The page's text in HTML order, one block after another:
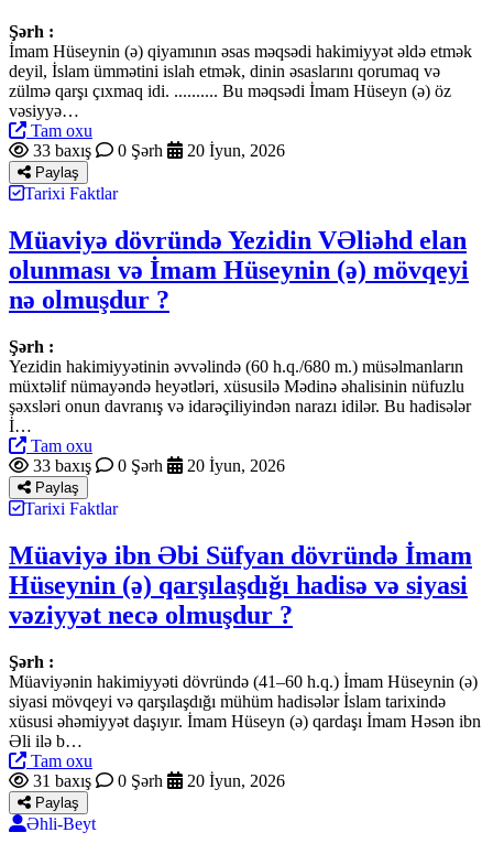
Şərh :
İmam Hüseynin (ə) qiyamının əsas məqsədi hakimiyyət əldə etmək
deyil, İslam ümmətini islah etmək, dinin əsaslarını qorumaq və
zülmə qarşı çıxmaq idi. .......... Bu məqsədi İmam Hüseyn (ə) öz
vəsiyyə…
Tam oxu
33 baxış
0 Şərh 20 İyun, 2026
Paylaş
Tarixi Faktlar
Müaviyə dövründə Yezidin VƏliəhd elan
olunması və İmam Hüseynin (ə) mövqeyi
nə olmuşdur ?
Şərh :
Yezidin hakimiyyətinin əvvəlində (60 h.q./680 m.) müsəlmanların
müxtəlif nümayəndə heyətləri, xüsusilə Mədinə əhalisinin nüfuzlu
şəxsləri onun davranış və idarəçiliyindən narazı idilər. Bu hadisələr
İ…
Tam oxu
33 baxış
0 Şərh 20 İyun, 2026
Paylaş
Tarixi Faktlar
Müaviyə ibn Əbi Süfyan dövründə İmam
Hüseynin (ə) qarşılaşdığı hadisə və siyasi
vəziyyət necə olmuşdur ?
Şərh :
Müaviyənin hakimiyyəti dövründə (41–60 h.q.) İmam Hüseynin (ə)
siyasi mövqeyi və qarşılaşdığı mühüm hadisələr İslam tarixində
xüsusi əhəmiyyət daşıyır. İmam Hüseyn (ə) qardaşı İmam Həsən ibn
Əli ilə b…
Tam oxu
31 baxış
0 Şərh 20 İyun, 2026
Paylaş
Əhli-Beyt